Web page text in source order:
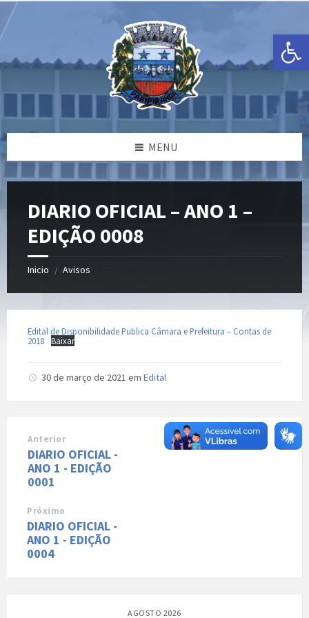
Open toolbar
Ir
para
o
conteúdo
Pular
para
a
barra
lateral
esquerda
Pular
para
o
rodapé
MENU
DIARIO OFICIAL – ANO 1 –
EDIÇÃO 0008
Inicio / Avisos
Edital de Disponibilidade Publica Câmara e Prefeitura – Contas de
2018
Baixar
30 de março de 2021 em Edital
Anterior
DIARIO OFICIAL -
ANO 1 - EDIÇÃO
0001
Próximo
DIARIO OFICIAL -
ANO 1 - EDIÇÃO
0004
AGOSTO 2026